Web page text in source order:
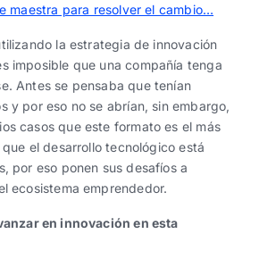
maestra para resolver el cambio…
la estrategia de innovación
imposible que una compañía tenga
Antes se pensaba que tenían
y por eso no se abrían, sin embargo,
casos que este formato es el más
el desarrollo tecnológico está
por eso ponen sus desafíos a
ecosistema emprendedor.
en innovación en esta